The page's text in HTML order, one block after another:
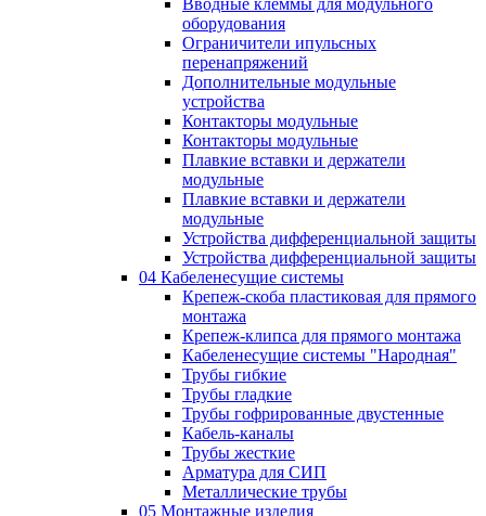
оборудования
Ограничители ипульсных
перенапряжений
Дополнительные модульные
устройства
Контакторы модульные
Контакторы модульные
Плавкие вставки и держатели
модульные
Плавкие вставки и держатели
модульные
Устройства дифференциальной защиты
Устройства дифференциальной защиты
04 Кабеленесущие системы
Крепеж-скоба пластиковая для прямого
монтажа
Крепеж-клипса для прямого монтажа
Кабеленесущие системы "Народная"
Трубы гибкие
Трубы гладкие
Трубы гофрированные двустенные
Кабель-каналы
Трубы жесткие
Арматура для СИП
Металлические трубы
05 Монтажные изделия